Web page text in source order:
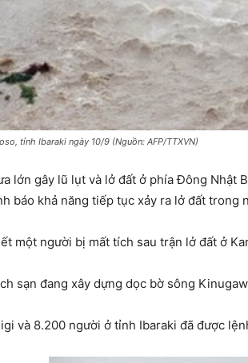
tỉnh Ibaraki ngày 10/9 (Nguồn: AFP/TTXVN)
lớn gây lũ lụt và lở đất ở phía Đông Nhật
báo khả năng tiếp tục xảy ra lở đất trong
một người bị mất tích sau trận lở đất ở
sạn đang xây dựng dọc bờ sông
và 8.200 người ở tỉnh Ibaraki đã được